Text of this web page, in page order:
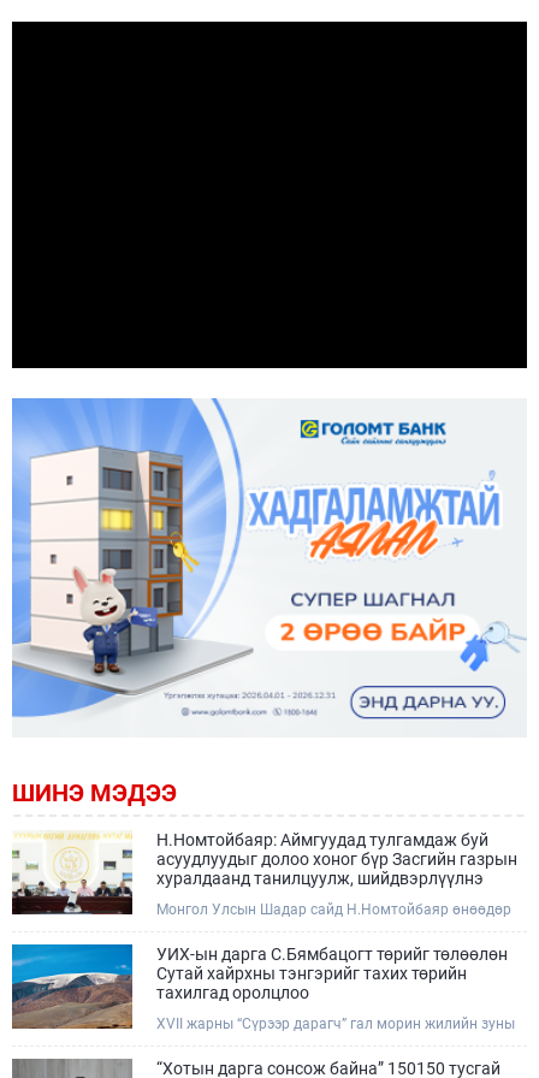
ШИНЭ МЭДЭЭ
Н.Номтойбаяр: Аймгуудад тулгамдаж буй
асуудлуудыг долоо хоног бүр Засгийн газрын
хуралдаанд танилцуулж, шийдвэрлүүлнэ
Монгол Улсын Шадар сайд Н.Номтойбаяр өнөөдөр
сайдын 10 дугаар албан даалгавар, Улсын Онцгой
комиссын даргын 3 дугаар тушаалын хүрээнд
Өмнөговь аймагт байгаль орчин, уул уурхайн 358
зөрчил илрүүлж, 200 гаруйг нь арилгуулаад байна.
УИХ-ын дарга С.Бямбацогт төрийг төлөөлөн
Сутай хайрхны тэнгэрийг тахих төрийн
тахилгад оролцлоо
XVII жарны “Сүрээр дарагч” гал морин жилийн зуны
өдөр /2026.08.06/ Сутай хайрхны тэнгэрийг тайх
“Хотын дарга сонсож байна” 150150 тусгай